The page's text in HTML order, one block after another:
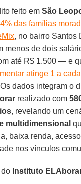
feito emSão
das famílias
, no bairro Santos
menos de dois
até R$ 1.500 — e
atinge 1 a
dados integram o
realizado com
, revelando um
multidimensional
baixa renda,
nos vínculos
do Instituto